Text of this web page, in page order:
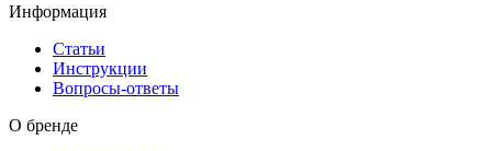
Информация
Статьи
Инструкции
Вопросы-ответы
О бренде